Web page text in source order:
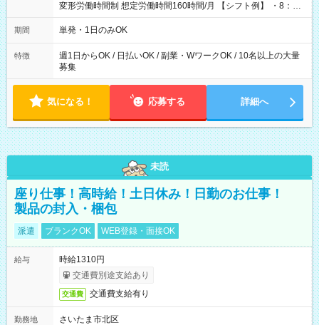
変形労働時間制 想定労働時間160時間/月 【シフト例】 ・8：00
～21：00
期間 単発・1日のみOK
特徴
週1日からOK / 日払いOK / 副業・WワークOK / 10名以上の大量
募集
気になる！ 応募する 詳細へ
未読
座り仕事！高時給！土日休み！日勤のお仕事！
製品の封入・梱包
派遣 ブランクOK WEB登録・面接OK
給与
時給1310円
交通費別途支給あり
交通費 交通費支給有り
勤務地
さいたま市北区